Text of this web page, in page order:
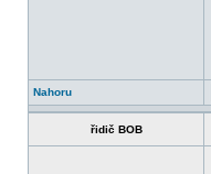
Nahoru
řidič BOB